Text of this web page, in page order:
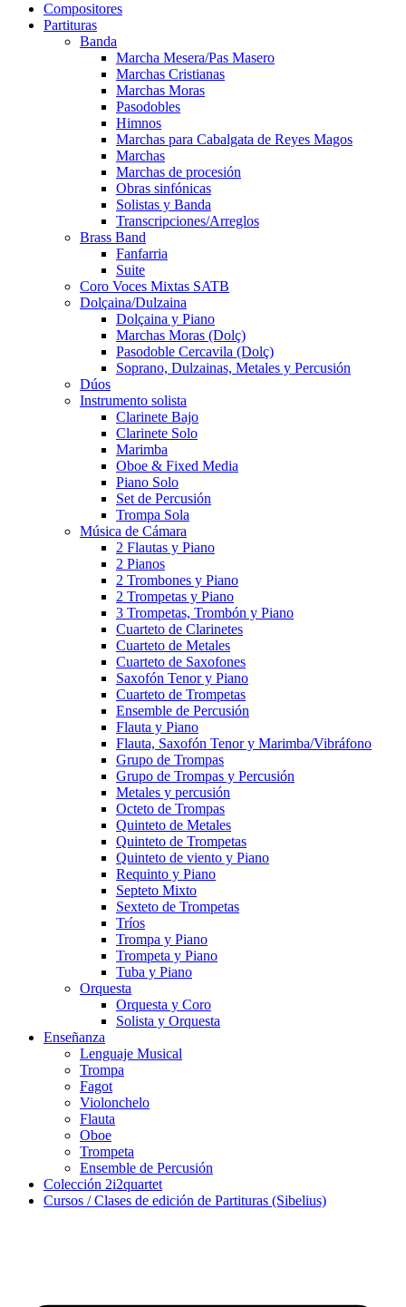
Compositores
Partituras
Banda
Marcha Mesera/Pas Masero
Marchas Cristianas
Marchas Moras
Pasodobles
Himnos
Marchas para Cabalgata de Reyes Magos
Marchas
Marchas de procesión
Obras sinfónicas
Solistas y Banda
Transcripciones/Arreglos
Brass Band
Fanfarria
Suite
Coro Voces Mixtas SATB
Dolçaina/Dulzaina
Dolçaina y Piano
Marchas Moras (Dolç)
Pasodoble Cercavila (Dolç)
Soprano, Dulzainas, Metales y Percusión
Dúos
Instrumento solista
Clarinete Bajo
Clarinete Solo
Marimba
Oboe & Fixed Media
Piano Solo
Set de Percusión
Trompa Sola
Música de Cámara
2 Flautas y Piano
2 Pianos
2 Trombones y Piano
2 Trompetas y Piano
3 Trompetas, Trombón y Piano
Cuarteto de Clarinetes
Cuarteto de Metales
Cuarteto de Saxofones
Saxofón Tenor y Piano
Cuarteto de Trompetas
Ensemble de Percusión
Flauta y Piano
Flauta, Saxofón Tenor y Marimba/Vibráfono
Grupo de Trompas
Grupo de Trompas y Percusión
Metales y percusión
Octeto de Trompas
Quinteto de Metales
Quinteto de Trompetas
Quinteto de viento y Piano
Requinto y Piano
Septeto Mixto
Sexteto de Trompetas
Tríos
Trompa y Piano
Trompeta y Piano
Tuba y Piano
Orquesta
Orquesta y Coro
Solista y Orquesta
Enseñanza
Lenguaje Musical
Trompa
Fagot
Violonchelo
Flauta
Oboe
Trompeta
Ensemble de Percusión
Colección 2i2quartet
Cursos / Clases de edición de Partituras (Sibelius)